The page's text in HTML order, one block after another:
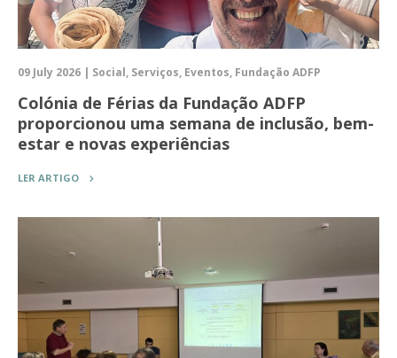
09 July 2026 | Social, Serviços, Eventos, Fundação ADFP
Colónia de Férias da Fundação ADFP
proporcionou uma semana de inclusão, bem-
estar e novas experiências
LER ARTIGO